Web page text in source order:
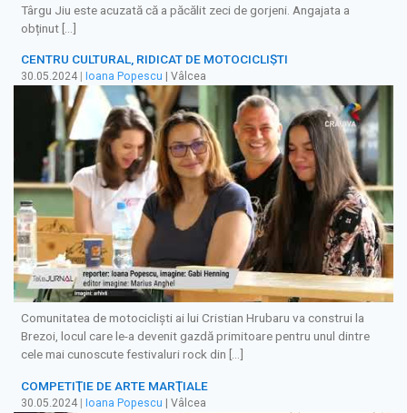
Târgu Jiu este acuzată că a păcălit zeci de gorjeni. Angajata a
obținut […]
CENTRU CULTURAL, RIDICAT DE MOTOCICLIȘTI
30.05.2024 Ioana Popescu | Vâlcea
Comunitatea de motocicliști ai lui Cristian Hrubaru va construi la
Brezoi, locul care le-a devenit gazdă primitoare pentru unul dintre
cele mai cunoscute festivaluri rock din […]
COMPETIŢIE DE ARTE MARŢIALE
30.05.2024 | Ioana Popescu | Vâlcea